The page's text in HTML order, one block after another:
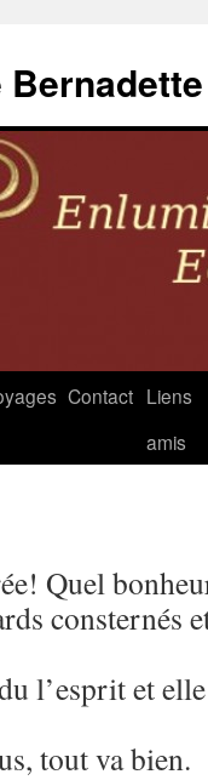
Contact Liens
amis
Quel
consternés
l’esprit et
tout va bien.